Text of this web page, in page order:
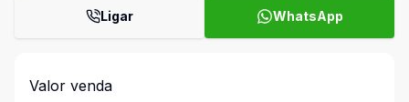
Ligar WhatsApp
Valor venda